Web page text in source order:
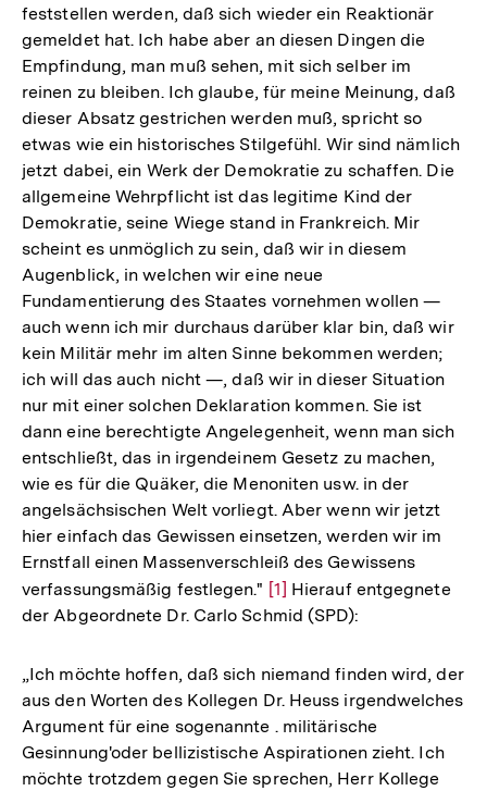
feststellen werden, daß sich wieder ein Reaktionär
gemeldet hat. Ich habe aber an diesen Dingen die
Empfindung, man muß sehen, mit sich selber im
reinen zu bleiben. Ich glaube, für meine Meinung, daß
dieser Absatz gestrichen werden muß, spricht so
etwas wie ein historisches Stilgefühl. Wir sind nämlich
jetzt dabei, ein Werk der Demokratie zu schaffen. Die
allgemeine Wehrpflicht ist das legitime Kind der
Demokratie, seine Wiege stand in Frankreich. Mir
scheint es unmöglich zu sein, daß wir in diesem
Augenblick, in welchen wir eine neue
Fundamentierung des Staates vornehmen wollen —
auch wenn ich mir durchaus darüber klar bin, daß wir
kein Militär mehr im alten Sinne bekommen werden;
ich will das auch nicht —, daß wir in dieser Situation
nur mit einer solchen Deklaration kommen. Sie ist
dann eine berechtigte Angelegenheit, wenn man sich
entschließt, das in irgendeinem Gesetz zu machen,
wie es für die Quäker, die Menoniten usw. in der
angelsächsischen Welt vorliegt. Aber wenn wir jetzt
hier einfach das Gewissen einsetzen, werden wir im
Ernstfall einen Massenverschleiß des Gewissens
verfassungsmäßig festlegen." Zur
Auflösung
Fußnote
[1] Hierauf entgegnete
der Abgeordnete Dr. Carlo Schmid (SPD):
„Ich möchte hoffen, daß sich niemand finden wird, der
aus den Worten des Kollegen Dr. Heuss irgendwelches
Argument für eine sogenannte . militärische
Gesinnung'oder bellizistische Aspirationen zieht. Ich
möchte trotzdem gegen Sie sprechen, Herr Kollege